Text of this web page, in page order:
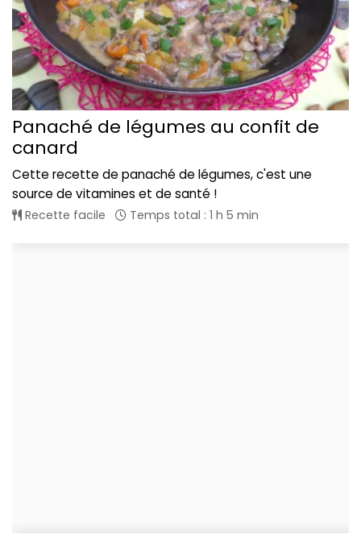
Panaché de légumes au confit de
canard
Cette recette de panaché de légumes, c'est une
source de vitamines et de santé !
Recette facile Temps total : 1 h 5 min